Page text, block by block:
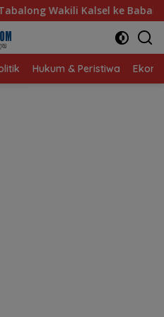
Gubernur Cup Road to
Hukum & Peristiwa